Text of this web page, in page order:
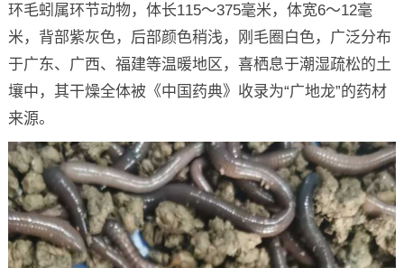
环毛蚓属环节动物，体长115～375毫米，体宽6～12毫
米，背部紫灰色，后部颜色稍浅，刚毛圈白色，广泛分布
于广东、广西、福建等温暖地区，喜栖息于潮湿疏松的土
壤中，其干燥全体被《中国药典》收录为“广地龙”的药材
来源。